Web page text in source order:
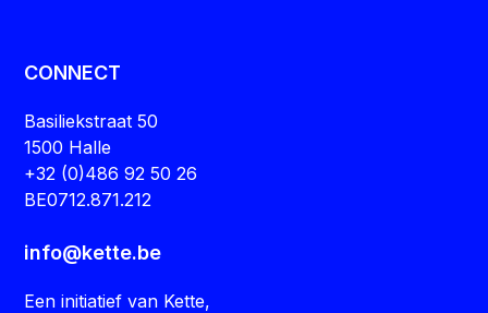
CONNECT
Basiliekstraat 50
1500 Halle
+32 (0)486 92 50 26
BE0712.871.212
info@kette.be
Een initiatief van Kette,